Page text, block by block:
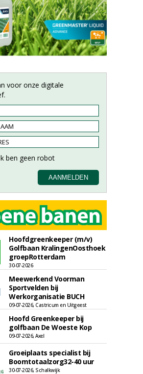
voor onze digitale
Hoofdgreenkeeper (m/v)
Golfbaan KralingenOosthoek
groepRotterdam
30-07-2026
Meewerkend Voorman
Sportvelden bij
Werkorganisatie BUCH
09-07-2026, Castricum en Uitgeest
Hoofd Greenkeeper bij
golfbaan De Woeste Kop
09-07-2026, Axel
Groeiplaats specialist bij
Boomtotaalzorg32-40 uur
30-07-2026, Schalkwijk